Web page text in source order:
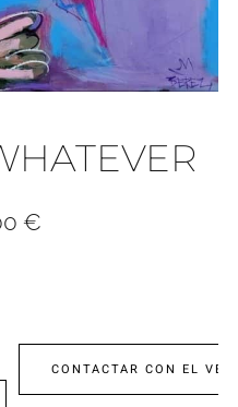
€
CONTACTAR CON EL